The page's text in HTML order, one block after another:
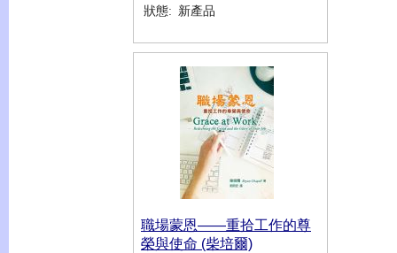
狀態: 新產品
職場蒙恩——重拾工作的尊
榮與使命 (柴培爾)